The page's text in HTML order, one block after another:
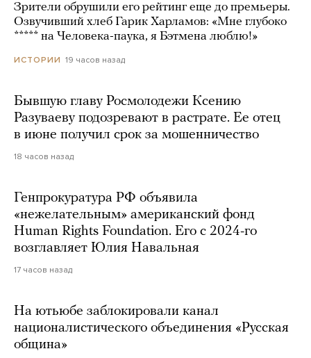
Зрители обрушили его рейтинг еще до премьеры.
Озвучивший хлеб Гарик Харламов: «Мне глубоко
***** на Человека-паука, я Бэтмена люблю!»
ИСТОРИИ 19 часов назад
Бывшую главу Росмолодежи Ксению
Разуваеву подозревают в растрате. Ее отец
в июне получил срок за мошенничество
18 часов назад
Генпрокуратура РФ объявила
«нежелательным» американский фонд
Human Rights Foundation. Его с 2024-го
возглавляет Юлия Навальная
17 часов назад
На ютьюбе заблокировали канал
националистического объединения «Русская
община»